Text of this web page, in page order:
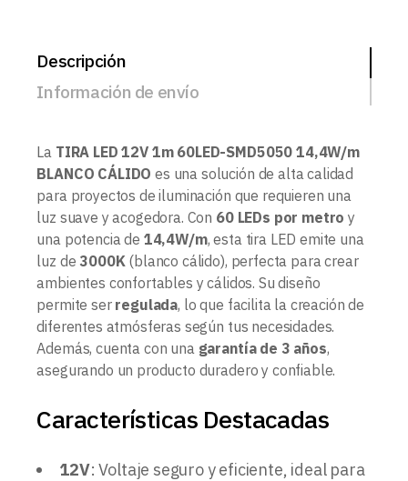
Descripción
Información de envío
La TIRA LED 12V 1m 60LED-SMD5050 14,4W/m
BLANCO CÁLIDO es una solución de alta calidad
para proyectos de iluminación que requieren una
luz suave y acogedora. Con 60 LEDs por metro y
una potencia de 14,4W/m, esta tira LED emite una
luz de 3000K (blanco cálido), perfecta para crear
ambientes confortables y cálidos. Su diseño
permite ser regulada, lo que facilita la creación de
diferentes atmósferas según tus necesidades.
Además, cuenta con una garantía de 3 años,
asegurando un producto duradero y confiable.
Características Destacadas
12V: Voltaje seguro y eficiente, ideal para